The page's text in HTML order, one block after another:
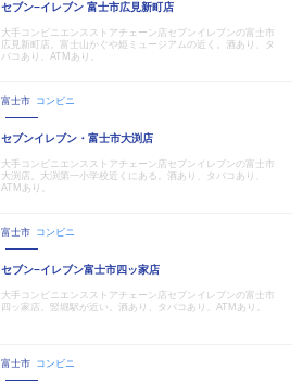
セブン−イレブン 富士市広見新町店
大手コンビニエンスストアチェーン店セブンイレブンの富士市
広見新町店。富士山かぐや姫ミュージアムの近く。酒あり、タ
バコあり、ATMあり。
富士市 コンビニ
セブンイレブン・富士市大渕店
大手コンビニエンスストアチェーン店セブンイレブンの富士市
大渕店。大渕第一小学校近くにある。酒あり、タバコあり、
ATMあり。
富士市 コンビニ
セブン−イレブン富士市四ッ家店
大手コンビニエンスストアチェーン店セブンイレブンの富士市
四ッ家店。竪堀駅が近い。酒あり、タバコあり、ATMあり。
富士市 コンビニ